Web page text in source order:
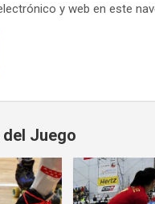
y web en este
Juego